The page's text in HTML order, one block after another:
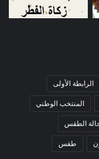
الرابطة الأولى
المنتخب الوطني
الطقس
طقس